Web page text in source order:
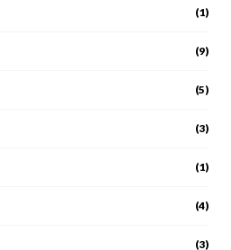
(1)
(9)
(5)
(3)
(1)
(4)
(3)